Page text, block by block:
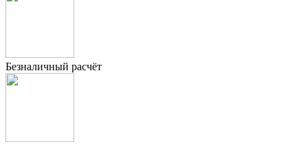
Безналичный расчёт